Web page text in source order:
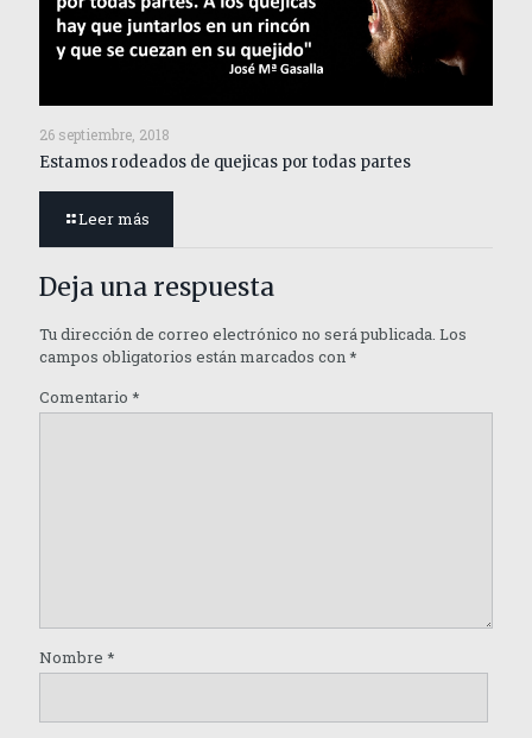
26 septiembre, 2018
Estamos rodeados de quejicas por todas partes
Leer más
Deja una respuesta
Tu dirección de correo electrónico no será publicada. Los
campos obligatorios están marcados con *
Comentario *
Nombre *